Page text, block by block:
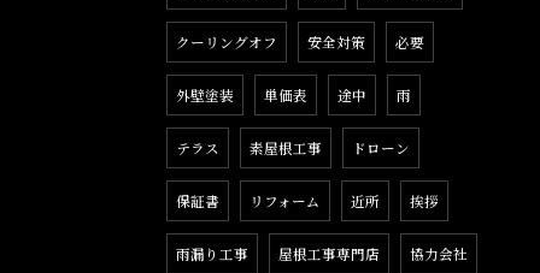
クーリングオフ 安全対策 必要
外壁塗装 単価表 途中 雨
テラス 素屋根工事 ドローン
保証書 リフォーム 近所 挨拶
雨漏り工事 屋根工事専門店 協力会社